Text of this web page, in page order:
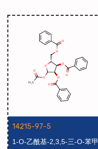
氢-2H-吡喃-2-基)丙烷-1,2,3-
14215-97-5
1-O-乙酰基-2,3,5-三-O-苯甲